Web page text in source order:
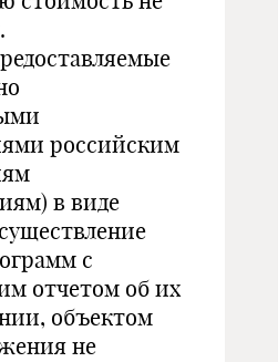
российским
в виде
с
отчетом об их
объектом
не